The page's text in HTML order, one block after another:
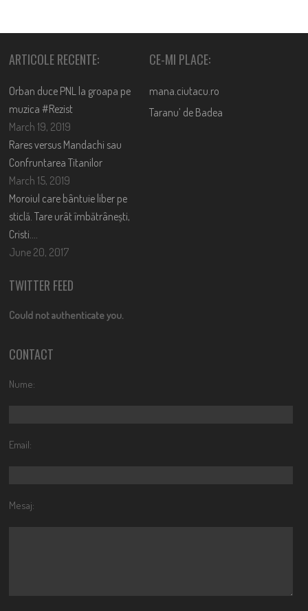
ARTICOLE RECENTE:
Orban duce PNL la groapa pe
muzica #Rezist
March 19, 2019
Rares versus Mandachi sau
Confruntarea Titanilor
March 15, 2019
Moroiul care bântuie liber pe
sticlă. Tare urât îmbătrânești,
Cristi….
June 20, 2017
CE-MI PLACE:
mana.ciutacu.ro
Taranu’ de Badea
TWITTER FEED
Could not authenticate you.
CONTACT
Nume:
Email:
Mesaj: